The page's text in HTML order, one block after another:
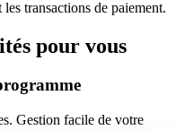
transactions de paiement.
pour vous
Gestion facile de votre